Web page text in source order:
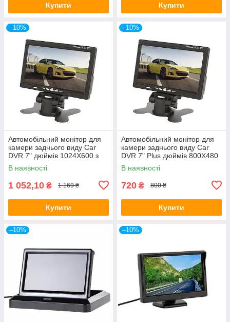
Купити Купити
–10%
Автомобільний монітор для
камери заднього виду Car
DVR 7" дюймів 1024Х600 з
пультом та рамкою
підголівника
В наявності
1 052,10 ₴ 1 169 ₴
Купити
–10%
Автомобільний монітор для
камери заднього виду Car
DVR 7" Plus дюймів 800Х480
з пультом та рамкою
підголівника
В наявності
720 ₴ 800 ₴
Купити
–10% –10%